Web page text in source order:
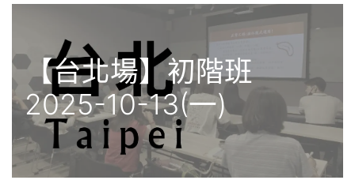
【台北場】初階班
2025-10-13(一)